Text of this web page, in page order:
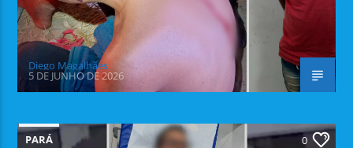
Diego Magalhães
5 DE JUNHO DE 2026
PARÁ 0